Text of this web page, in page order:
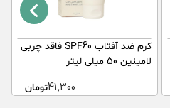
کرم ضد آفتاب SPF60 فاقد چربی
لامینین 50 میلی لیتر
41,300تومان